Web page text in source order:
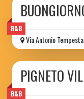
B&B
Via Antonio
B&B
PIGNETO